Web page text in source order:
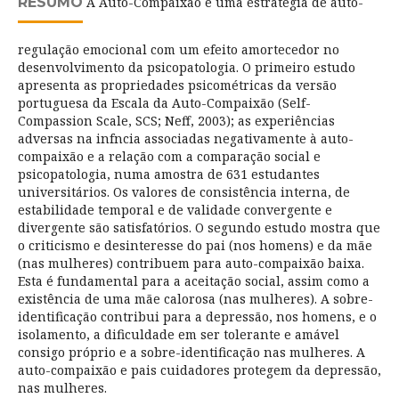
regulação emocional com um efeito amortecedor no
desenvolvimento da psicopatologia. O primeiro estudo
apresenta as propriedades psicométricas da versão
portuguesa da Escala da Auto-Compaixão (Self-
Compassion Scale, SCS; Neff, 2003); as experiências
adversas na infncia associadas negativamente à auto-
compaixão e a relação com a comparação social e
psicopatologia, numa amostra de 631 estudantes
universitários. Os valores de consistência interna, de
estabilidade temporal e de validade convergente e
divergente são satisfatórios. O segundo estudo mostra que
o criticismo e desinteresse do pai (nos homens) e da mãe
(nas mulheres) contribuem para auto-compaixão baixa.
Esta é fundamental para a aceitação social, assim como a
existência de uma mãe calorosa (nas mulheres). A sobre-
identificação contribui para a depressão, nos homens, e o
isolamento, a dificuldade em ser tolerante e amável
consigo próprio e a sobre-identificação nas mulheres. A
auto-compaixão e pais cuidadores protegem da depressão,
nas mulheres.